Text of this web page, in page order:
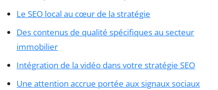
Le SEO local au cœur de la stratégie
Des contenus de qualité spécifiques au secteur
immobilier
Intégration de la vidéo dans votre stratégie SEO
Une attention accrue portée aux signaux sociaux